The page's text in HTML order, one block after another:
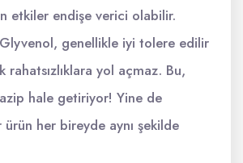
etkiler endişe verici olabilir.
genellikle iyi tolere edilir
rahatsızlıklara yol açmaz. Bu,
hale getiriyor! Yine de
ürün her bireyde aynı şekilde